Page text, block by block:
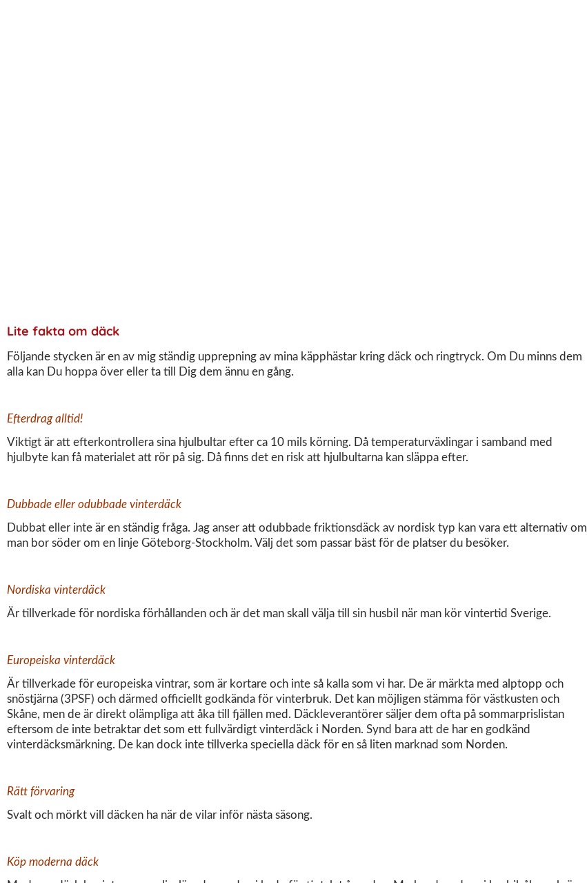
Lite fakta om däck
Följande stycken är en av mig ständig upprepning av mina käpphästar kring däck och ringtryck. Om Du minns dem
alla kan Du hoppa över eller ta till Dig dem ännu en gång.
Efterdrag alltid!
Viktigt är att efterkontrollera sina hjulbultar efter ca 10 mils körning. Då temperaturväxlingar i samband med
hjulbyte kan få materialet att rör på sig. Då finns det en risk att hjulbultarna kan släppa efter.
Dubbade eller odubbade vinterdäck
Dubbat eller inte är en ständig fråga. Jag anser att odubbade friktionsdäck av nordisk typ kan vara ett alternativ om
man bor söder om en linje Göteborg-Stockholm. Välj det som passar bäst för de platser du besöker.
Nordiska vinterdäck
Är tillverkade för nordiska förhållanden och är det man skall välja till sin husbil när man kör vintertid Sverige.
Europeiska vinterdäck
Är tillverkade för europeiska vintrar, som är kortare och inte så kalla som vi har. De är märkta med alptopp och
snöstjärna (3PSF) och därmed officiellt godkända för vinterbruk. Det kan möjligen stämma för västkusten och
Skåne, men de är direkt olämpliga att åka till fjällen med. Däckleverantörer säljer dem ofta på sommarprislistan
eftersom de inte betraktar det som ett fullvärdigt vinterdäck i Norden. Synd bara att de har en godkänd
vinterdäcksmärkning. De kan dock inte tillverka speciella däck för en så liten marknad som Norden.
Rätt förvaring
Svalt och mörkt vill däcken ha när de vilar inför nästa säsong.
Köp moderna däck